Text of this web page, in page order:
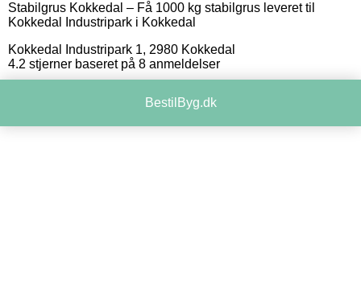
Stabilgrus Kokkedal – Få 1000 kg stabilgrus leveret til
Kokkedal Industripark i Kokkedal
Kokkedal Industripark 1, 2980 Kokkedal
4.2 stjerner baseret på 8 anmeldelser
BestilByg.dk